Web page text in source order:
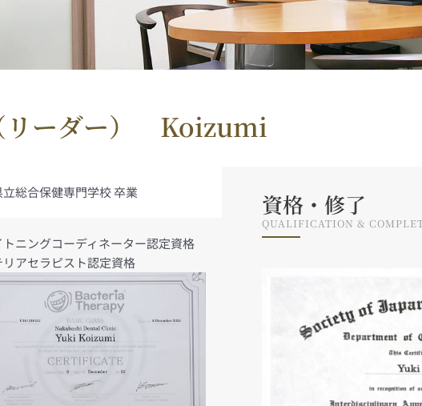
リーダー） Koizumi
総合保健専門学校 卒業
トニングコーディネーター認定資格
リアセラピスト認定資格
資格・修了
QUALIFICATION &